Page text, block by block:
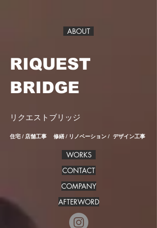
ABOUT
RIQUEST
BRIDGE
リクエストブリッジ
住宅 / 店舗工事 修繕 / リノベーション / デザイン工事
WORKS
CONTACT
COMPANY
AFTERWORD